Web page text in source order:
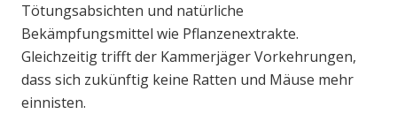
Tötungsabsichten und natürliche
Bekämpfungsmittel wie Pflanzenextrakte.
Gleichzeitig trifft der Kammerjäger Vorkehrungen,
dass sich zukünftig keine Ratten und Mäuse mehr
einnisten.